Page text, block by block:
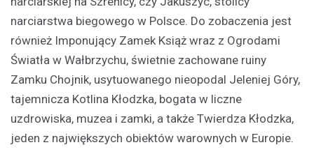
narciarstwa biegowego w Polsce. Do zobaczenia jest
również Imponujący Zamek Książ wraz z Ogrodami
Światła w Wałbrzychu, świetnie zachowane ruiny
Zamku Chojnik, usytuowanego nieopodal Jeleniej Góry,
tajemnicza Kotlina Kłodzka, bogata w liczne
uzdrowiska, muzea i zamki, a także Twierdza Kłodzka,
jeden z największych obiektów warownych w Europie.